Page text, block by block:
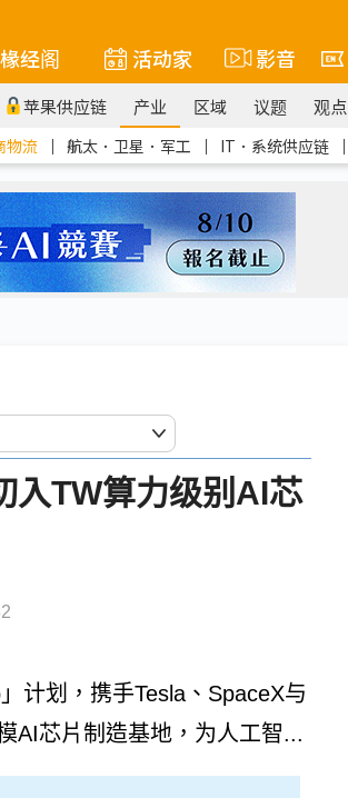
椽经阁 活动家 影音
苹果供应链 产业 区域 议题 观点
物流 ｜ 航太．卫星．军工 ｜ IT．系统供应链 ｜
TW算力级别AI芯
计划，携手Tesla、SpaceX与
AI芯片制造基地，为人工智...